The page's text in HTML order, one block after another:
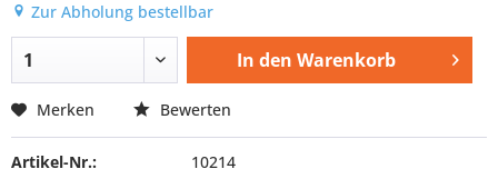
Zur Abholung bestellbar
In den Warenkorb
Merken Bewerten
Artikel-Nr.:
10214